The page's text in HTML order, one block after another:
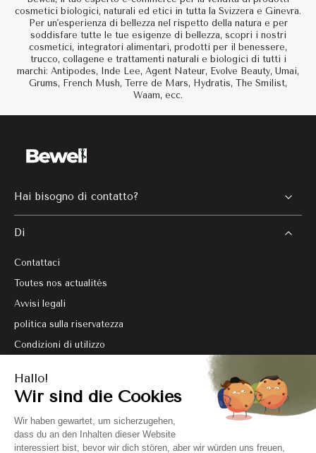
cosmetici biologici, naturali ed etici in tutta la Svizzera e Ginevra.
Per un'esperienza di bellezza nel rispetto della natura e per
soddisfare tutte le tue esigenze di bellezza, scopri i nostri
cosmetici, integratori alimentari, prodotti per il benessere,
trucco, collagene e trattamenti naturali e biologici di tutti i
marchi: Antipodes, Inde Lee, Agent Nateur, Evolve Beauty, Umai,
Grums, French Mush, Terre de Mars, Hydratis, The Smilist,
Waam, ecc.
Hai bisogno di contatto?
Di
Contattaci
Toutes nos actualités
Avvisi legali
politica sulla riservatezza
Condizioni di utilizzo
Regolamento delle offerte promozionali
Seguici !